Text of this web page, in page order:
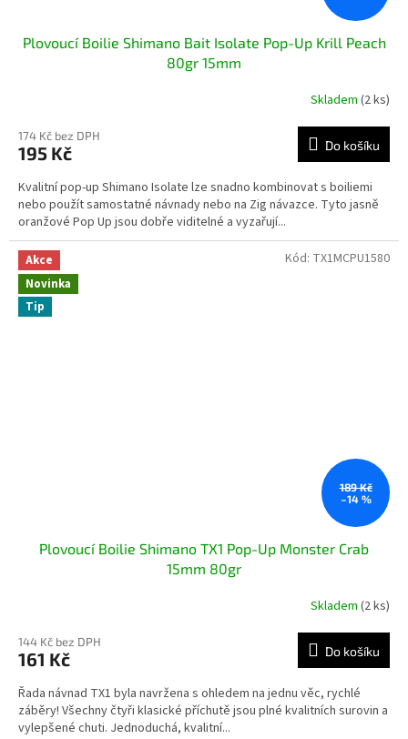
Plovoucí Boilie Shimano Bait Isolate Pop-Up Krill Peach
80gr 15mm
Skladem (2 ks)
174 Kč bez DPH
195 Kč Do košíku
Kvalitní pop-up Shimano Isolate lze snadno kombinovat s boiliemi
nebo použít samostatné návnady nebo na Zig návazce. Tyto jasně
oranžové Pop Up jsou dobře viditelné a vyzařují...
Akce
Novinka
Tip
189 Kč
–14 %
Plovoucí Boilie Shimano TX1 Pop-Up Monster Crab
15mm 80gr
Skladem (2 ks)
144 Kč bez DPH
161 Kč Do košíku
Řada návnad TX1 byla navržena s ohledem na jednu věc, rychlé
záběry! Všechny čtyři klasické příchutě jsou plné kvalitních surovin a
vylepšené chuti. Jednoduchá, kvalitní...
Kód: TX1MCPU1580